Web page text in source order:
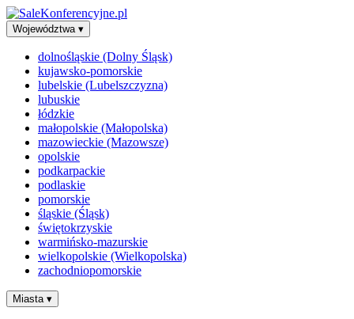
Województwa ▾
dolnośląskie (Dolny Śląsk)
kujawsko-pomorskie
lubelskie (Lubelszczyzna)
lubuskie
łódzkie
małopolskie (Małopolska)
mazowieckie (Mazowsze)
opolskie
podkarpackie
podlaskie
pomorskie
śląskie (Śląsk)
świętokrzyskie
warmińsko-mazurskie
wielkopolskie (Wielkopolska)
zachodniopomorskie
Miasta ▾